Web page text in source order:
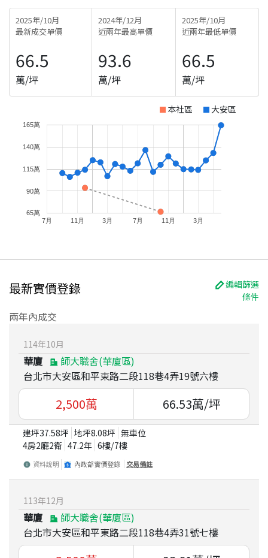
2025年/10月
最新成交單價
66.5
萬/坪
2024年/12月
近兩年最高單價
93.6
萬/坪
2025年/10月
近兩年最低單價
66.5
萬/坪
本社區 大安區
7月 11月 3月 7月 11月 3月
65萬
90萬
115萬
140萬
165萬
最新實價登錄
編輯篩選
條件
兩年內成交
114年10月
華廈
師大職舍(華廈區)
台北市大安區和平東路二段118巷4弄19號六樓
2,500萬 66.53萬/坪
建坪37.58坪 地坪8.08坪 無車位
4房2廳2衛 47.2年 6樓/7樓
資料說明 內政部實價登錄 交易備註
113年12月
華廈
師大職舍(華廈區)
台北市大安區和平東路二段118巷4弄31號七樓